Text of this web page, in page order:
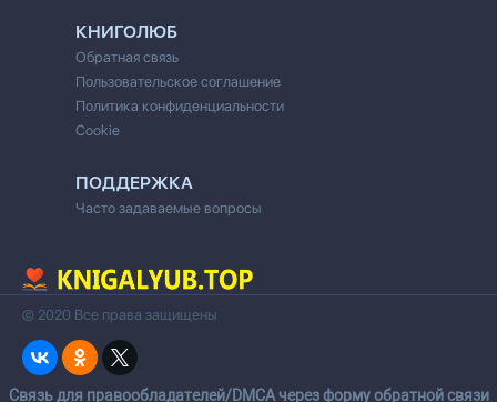
КНИГОЛЮБ
Обратная связь
Пользовательское соглашение
Политика конфиденциальности
Cookie
ПОДДЕРЖКА
Часто задаваемые вопросы
© 2020 Все права защищены
Cвязь для правообладателей/DMCA через форму обратной связи